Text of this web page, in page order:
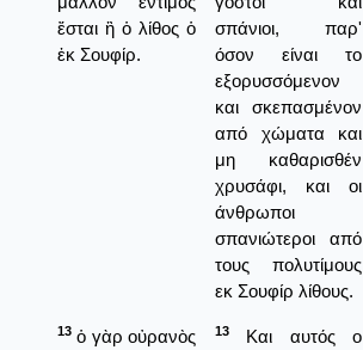
ἔσται ἢ ὁ λίθος ὁ
ἐκ Σουφίρ.
σπάνιοι, παρ'
όσον είναι το
εξορυσσόμενον
και σκεπασμένον
από χώματα και
μη καθαρισθέν
χρυσάφι, και οι
άνθρωποι
σπανιώτεροι από
τους πολυτίμους
εκ Σουφίρ λίθους.
13 ὁ γὰρ οὐρανὸς
13
Και αυτός ο